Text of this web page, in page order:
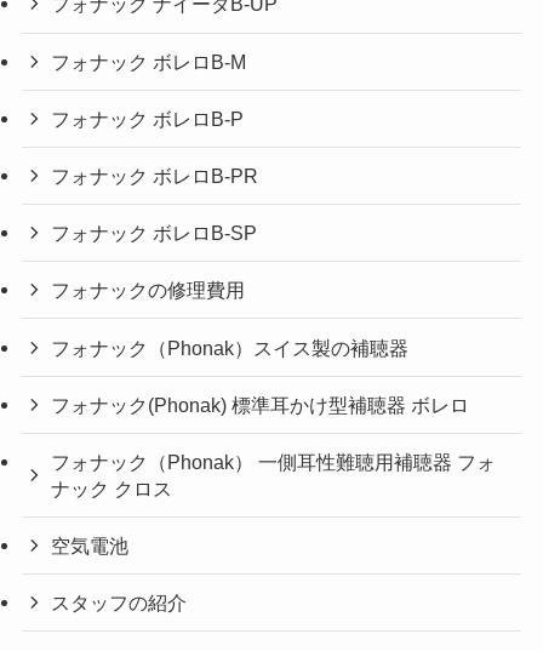
フォナック ボレロB-M
フォナック ボレロB-P
フォナック ボレロB-PR
フォナック ボレロB-SP
フォナックの修理費用
フォナック（Phonak）スイス製の補聴器
フォナック(Phonak) 標準耳かけ型補聴器 ボレロ
フォナック（Phonak） 一側耳性難聴用補聴器 フォ
ナック クロス
空気電池
スタッフの紹介